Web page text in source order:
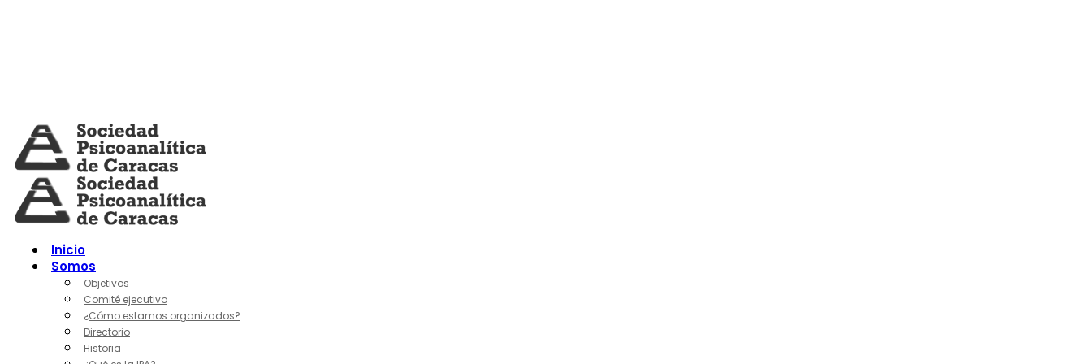
Inicio
Somos
Objetivos
Comité ejecutivo
¿Cómo estamos organizados?
Directorio
Historia